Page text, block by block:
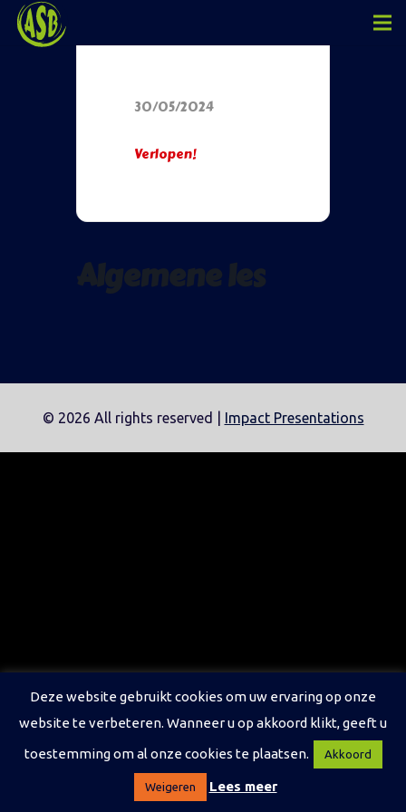
30/05/2024
Verlopen!
© 2026 All rights reserved | Impact Presentations
Deze website gebruikt cookies om uw ervaring op onze
website te verbeteren. Wanneer u op akkoord klikt, geeft u
toestemming om al onze cookies te plaatsen.
Akkoord
Weigeren Lees meer